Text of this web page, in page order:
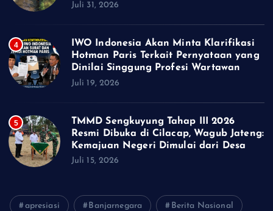
Juli 31, 2026
4
IWO Indonesia Akan Minta Klarifikasi
Hotman Paris Terkait Pernyataan yang
Dinilai Singgung Profesi Wartawan
Juli 19, 2026
5
TMMD Sengkuyung Tahap III 2026
Resmi Dibuka di Cilacap, Wagub Jateng:
Kemajuan Negeri Dimulai dari Desa
Juli 15, 2026
apresiasi Banjarnegara Berita Nasional